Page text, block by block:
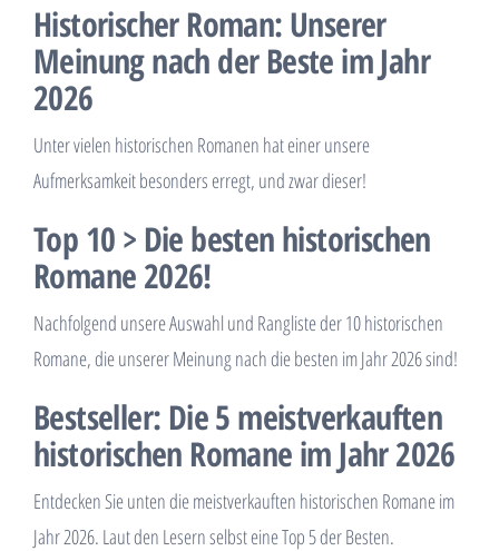
Historischer Roman: Unserer
Meinung nach der Beste im Jahr
2026
Unter vielen historischen Romanen hat einer unsere
Aufmerksamkeit besonders erregt, und zwar dieser!
Top 10 > Die besten historischen
Romane 2026!
Nachfolgend unsere Auswahl und Rangliste der 10 historischen
Romane, die unserer Meinung nach die besten im Jahr 2026 sind!
Bestseller: Die 5 meistverkauften
historischen Romane im Jahr 2026
Entdecken Sie unten die meistverkauften historischen Romane im
Jahr 2026. Laut den Lesern selbst eine Top 5 der Besten.